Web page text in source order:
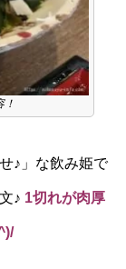
！
♪」な飲み姫で
♪ 1切れが肉厚